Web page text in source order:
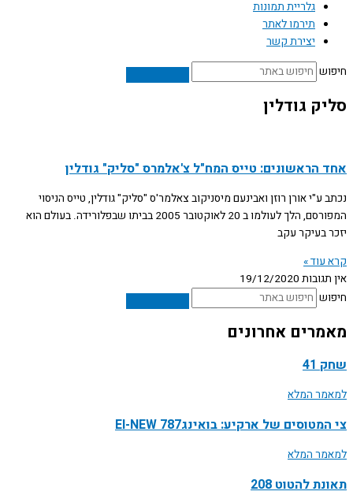
גלריית תמונות
תירמו לאתר
יצירת קשר
חיפוש
סליק גודלין
אחד הראשונים: טייס המח"ל צ'אלמרס "סליק" גודלין
נכתב ע"י אורן רוזן ואבינעם מיסניקוב צאלמר'ס "סליק" גודלין, טייס הניסוי
המפורסם, הלך לעולמו ב 20 לאוקטובר 2005 בביתו שבפלורידה. בעולם הוא
יזכר בעיקר עקב
קרא עוד »
אין תגובות 19/12/2020
חיפוש
מאמרים אחרונים
שחק 41
למאמר המלא
צי המטוסים של ארקיע: בואינג787 EI-NEW
למאמר המלא
תאונת להטוט 208